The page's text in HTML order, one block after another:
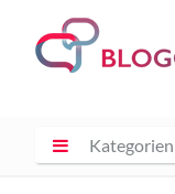
Kategorien